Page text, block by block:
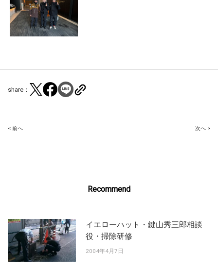
share：
Post
< 前へ 次へ >
Recommend
イエローハット・鍵山秀三郎相談
役・掃除研修
2004年4月7日